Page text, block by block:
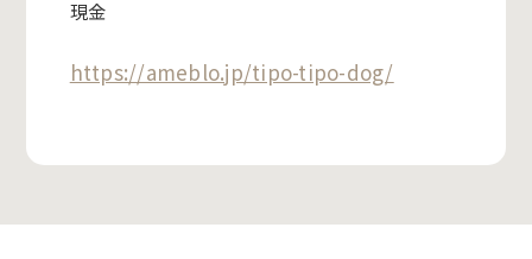
現金
https://ameblo.jp/tipo-tipo-dog/